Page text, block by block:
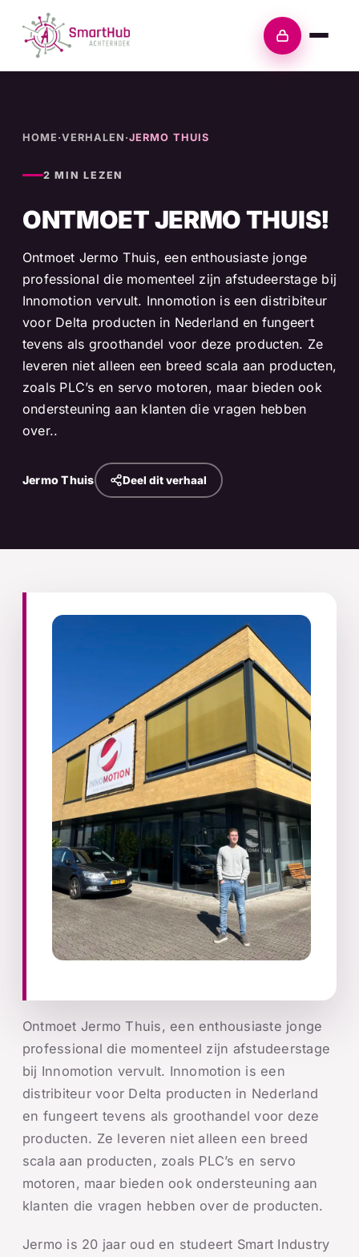
content
Inloggen
HOME ·VERHALEN ·JERMO THUIS
2 MIN LEZEN
ONTMOET JERMO THUIS!
Ontmoet Jermo Thuis, een enthousiaste jonge
professional die momenteel zijn afstudeerstage bij
Innomotion vervult. Innomotion is een distribiteur
voor Delta producten in Nederland en fungeert
tevens als groothandel voor deze producten. Ze
leveren niet alleen een breed scala aan producten,
zoals PLC’s en servo motoren, maar bieden ook
ondersteuning aan klanten die vragen hebben
over..
Jermo Thuis Deel dit verhaal
Ontmoet Jermo Thuis, een enthousiaste jonge
professional die momenteel zijn afstudeerstage
bij Innomotion vervult. Innomotion is een
distribiteur voor Delta producten in Nederland
en fungeert tevens als groothandel voor deze
producten. Ze leveren niet alleen een breed
scala aan producten, zoals PLC’s en servo
motoren, maar bieden ook ondersteuning aan
klanten die vragen hebben over de producten.
Jermo is 20 jaar oud en studeert Smart Industry